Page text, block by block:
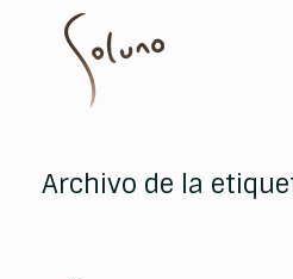
contenido
Archivo de la